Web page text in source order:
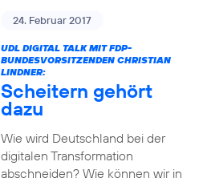
24. Februar 2017
UDL DIGITAL TALK MIT FDP-
BUNDESVORSITZENDEN CHRISTIAN
LINDNER:
Scheitern gehört
dazu
Wie wird Deutschland bei der
digitalen Transformation
abschneiden? Wie können wir in